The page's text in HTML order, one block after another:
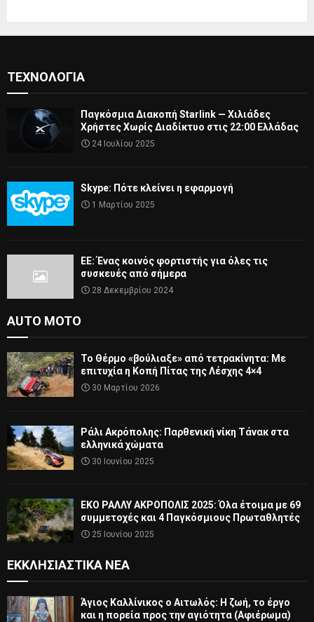
ΤΕΧΝΟΛΟΓΊΑ
Παγκόσμια Διακοπή Starlink — Χιλιάδες
Χρήστες Χωρίς Διαδίκτυο στις 22:00 Ελλάδας
24 Ιουλίου 2025
Skype: Πότε κλείνει η εφαρμογή
1 Μαρτίου 2025
ΕΕ: Ένας κοινός φορτιστής για όλες τις
συσκευές από σήμερα
28 Δεκεμβρίου 2024
AUTO MOTO
Το Θέρμο «βούλιαξε» από τετρακίνητα: Με
επιτυχία η Κοπή Πίτας της Λέσχης 4×4
30 Μαρτίου 2026
Ράλι Ακρόπολης: Παρθενική νίκη Τάνακ στα
ελληνικά χώματα
30 Ιουνίου 2025
ΕΚΟ ΡΑΛΛΥ ΑΚΡΟΠΟΛΙΣ 2025: Όλα έτοιμα με 69
συμμετοχές και 4 Παγκόσμιους Πρωταθλητές
25 Ιουνίου 2025
ΕΚΚΛΗΣΙΑΣΤΙΚΆ ΝΈΑ
Άγιος Καλλίνικος ο Αιτωλός: Η ζωή, το έργο
και η πορεία προς την αγιότητα (Αφιέρωμα)